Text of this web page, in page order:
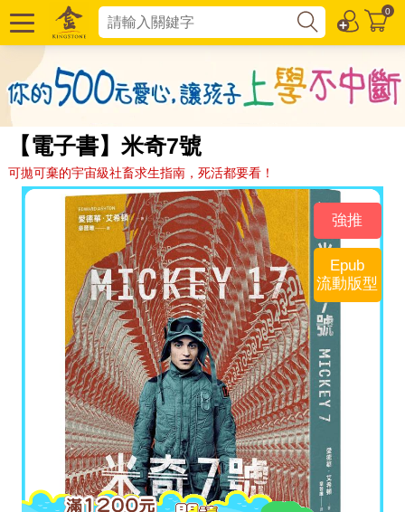
0
【電子書】米奇7號
可拋可棄的宇宙級社畜求生指南，死活都要看！
強推
Epub
流動版型